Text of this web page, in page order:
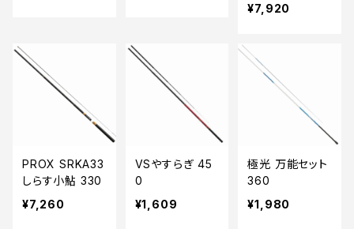
¥7,920
PROX SRKA33
しらす小鮎 330
¥7,260
VSやすらぎ 45
0
¥1,609
極光 万能セット
360
¥1,980